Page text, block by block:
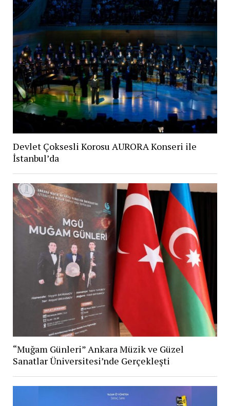
Devlet Çoksesli Korosu AURORA Konseri ile
İstanbul’da
“Muğam Günleri” Ankara Müzik ve Güzel
Sanatlar Üniversitesi’nde Gerçekleşti